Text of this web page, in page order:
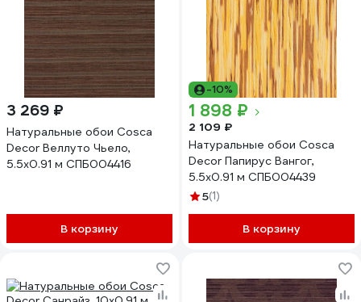
3 269 ₽
Натуральные обои Cosca
Decor Веллуто Чьело,
5.5x0.91 м СПБ004416
В корзину
-10%
1 898 ₽
2 109 ₽
Натуральные обои Cosca
Decor Папирус Вангог,
5.5x0.91 м СПБ004439
5(1)
В корзину